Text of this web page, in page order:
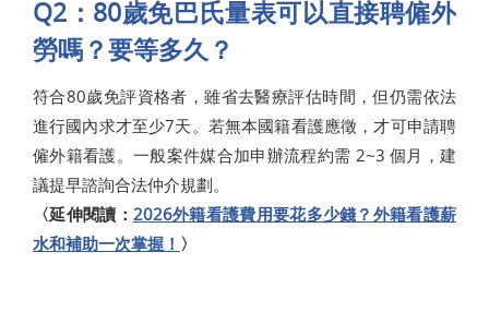
Q2：80歲免巴氏量表可以直接聘僱外
勞嗎？要等多久？
符合80歲免評資格者，雖省去醫療評估時間，但仍需依法
進行國內求才至少7天。若無本國籍看護應徵，才可申請聘
僱外籍看護。一般案件媒合加申辦流程約需 2~3 個月，建
議提早諮詢合法仲介規劃。
〈延伸閱讀： 2026外籍看護費用要花多少錢？外籍看護薪
水和補助一次掌握！ 〉